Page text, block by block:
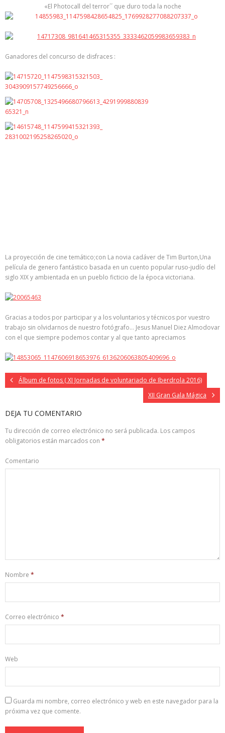
«El Photocall del terror´´ que duro toda la noche
Ganadores del concurso de disfraces :
La proyección de cine temático;con La novia cadáver de Tim Burton,Una
película de genero fantástico basada en un cuento popular ruso-judío del
siglo XIX y ambientada en un pueblo ficticio de la época victoriana.
Gracias a todos por participar y a los voluntarios y técnicos por vuestro
trabajo sin olvidarnos de nuestro fotógrafo… Jesus Manuel Diez Almodovar
con el que siempre podemos contar y al que tanto apreciamos
Álbum de fotos ( XI Jornadas de voluntariado de Iberdrola 2016)
XII Gran Gala Mágica
DEJA TU COMENTARIO
Tu dirección de correo electrónico no será publicada. Los campos
obligatorios están marcados con *
Comentario
Nombre *
Correo electrónico *
Web
Guarda mi nombre, correo electrónico y web en este navegador para la
próxima vez que comente.